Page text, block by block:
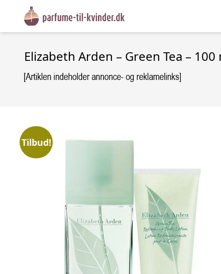
Elizabeth Arden – Green Tea –
Tilbud!